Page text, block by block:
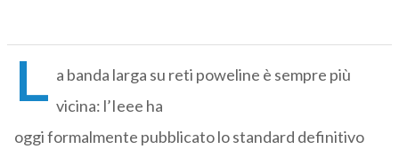
L a banda larga su reti poweline è sempre più
vicina: l’Ieee ha
oggi formalmente pubblicato lo standard definitivo